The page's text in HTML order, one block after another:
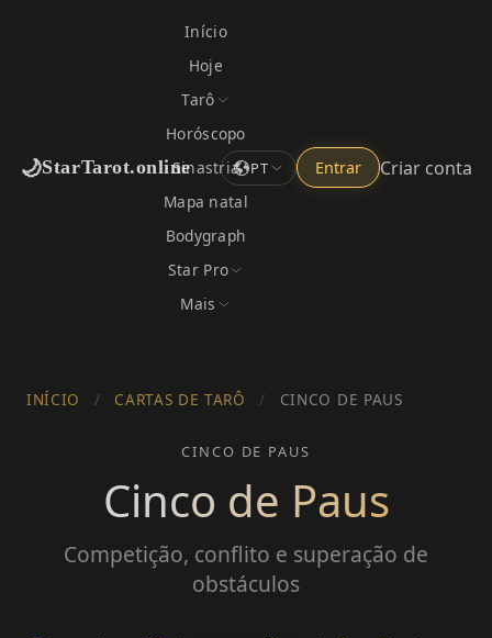
🌙StarTarot.online
Início
Hoje
Tarô
Horóscopo
Sinastria
Mapa natal
Bodygraph
Star Pro
Mais
PT Entrar Criar conta
INÍCIO / CARTAS DE TARÔ / CINCO DE PAUS
CINCO DE PAUS
Cinco de Paus
Competição, conflito e superação de
obstáculos